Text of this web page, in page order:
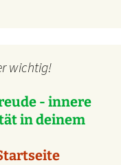
wichtig!
- innere
in deinem